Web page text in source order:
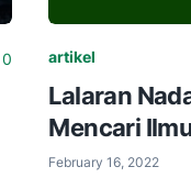
0 artikel
Lalaran
Mencari
February 16, 2022